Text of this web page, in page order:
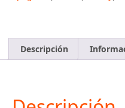
Descripción